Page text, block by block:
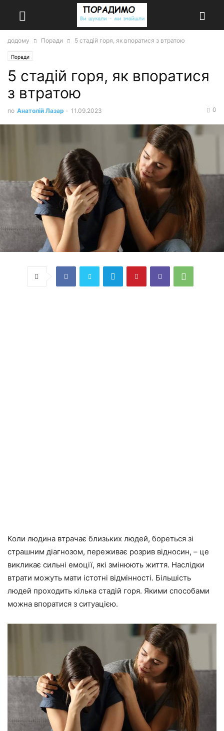
додому Поради 5 стадій горя, як впоратися з втратою
Поради
5 стадій горя, як впоратися
з втратою
по Анатолій Лазар - 11.09.2023 0
Коли людина втрачає близьких людей, бореться зі
страшним діагнозом, переживає розрив відносин, – це
викликає сильні емоції, які змінюють життя. Наслідки
втрати можуть мати істотні відмінності. Більшість
людей проходить кілька стадій горя. Якими способами
можна впоратися з ситуацією.